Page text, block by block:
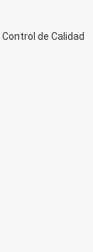
Control de Calidad